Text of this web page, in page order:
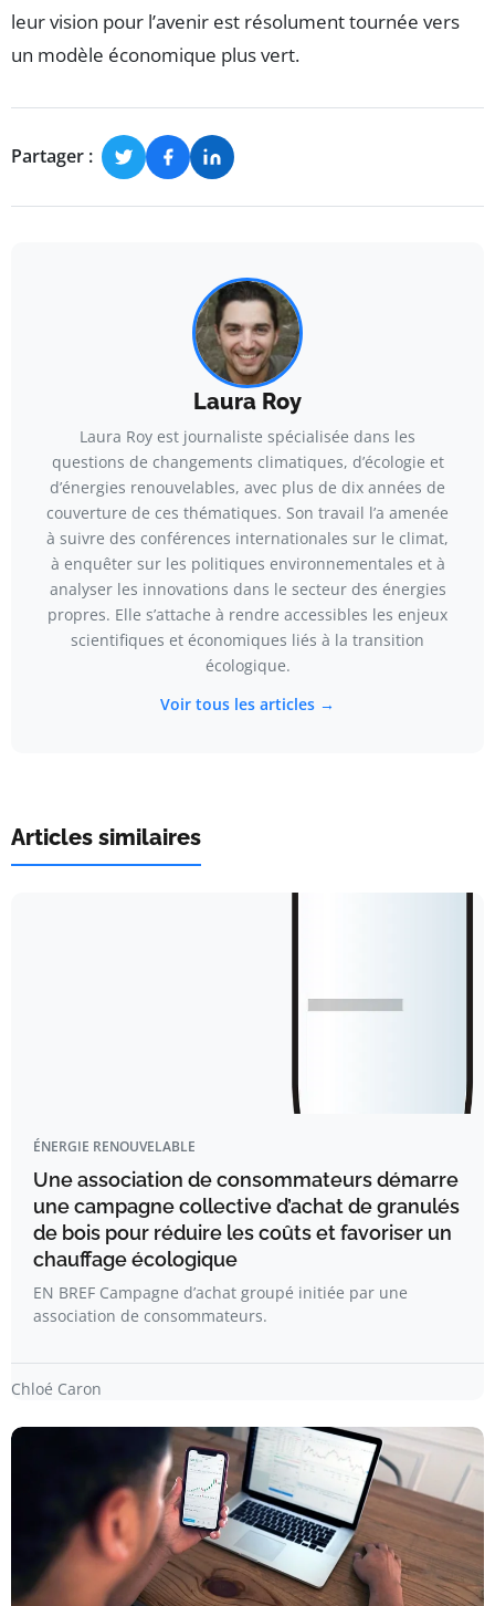
leur vision pour l’avenir est résolument tournée vers
un modèle économique plus vert.
Partager :
Laura Roy
Laura Roy est journaliste spécialisée dans les
questions de changements climatiques, d’écologie et
d’énergies renouvelables, avec plus de dix années de
couverture de ces thématiques. Son travail l’a amenée
à suivre des conférences internationales sur le climat,
à enquêter sur les politiques environnementales et à
analyser les innovations dans le secteur des énergies
propres. Elle s’attache à rendre accessibles les enjeux
scientifiques et économiques liés à la transition
écologique.
Voir tous les articles →
Articles similaires
ÉNERGIE RENOUVELABLE
Une association de consommateurs démarre
une campagne collective d’achat de granulés
de bois pour réduire les coûts et favoriser un
chauffage écologique
EN BREF Campagne d’achat groupé initiée par une
association de consommateurs.
Chloé Caron